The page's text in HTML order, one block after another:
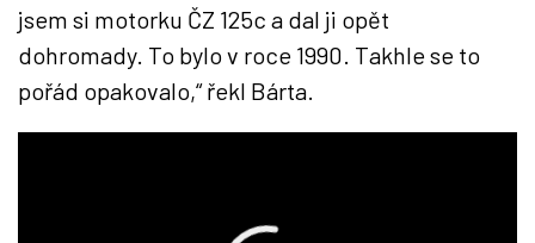
jsem si motorku ČZ 125c a dal ji opět
dohromady. To bylo v roce 1990. Takhle se to
pořád opakovalo,“ řekl Bárta.